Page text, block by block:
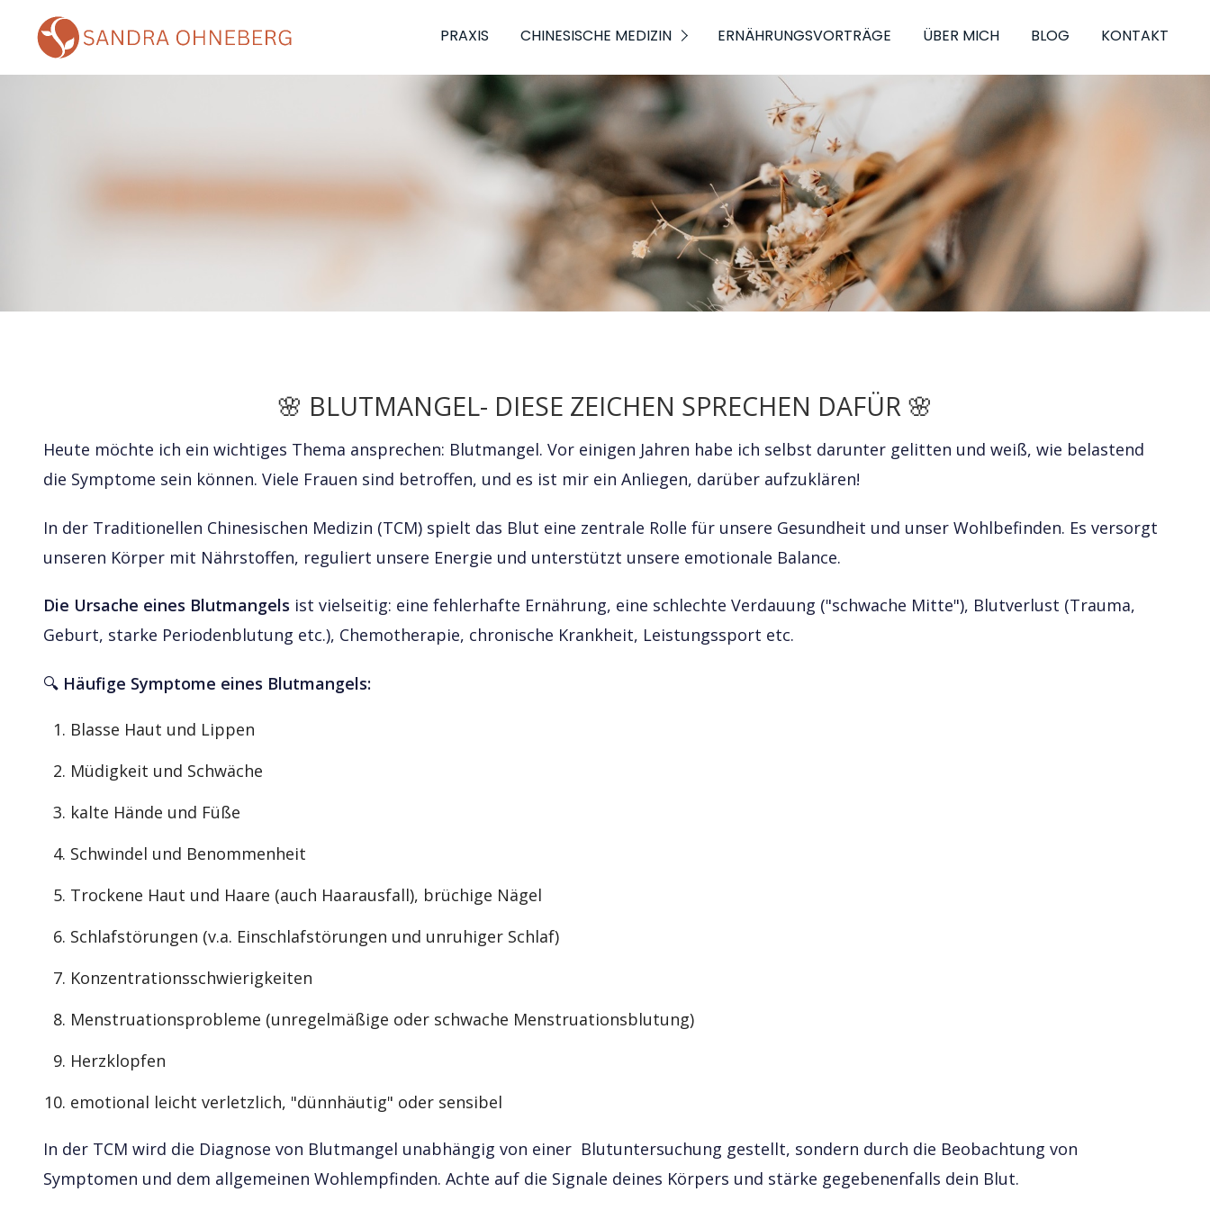
PRAXIS CHINESISCHE MEDIZIN ERNÄHRUNGSVORTRÄGE ÜBER MICH BLOG KONTAKT
🌸 BLUTMANGEL- DIESE ZEICHEN SPRECHEN DAFÜR 🌸
Heute möchte ich ein wichtiges Thema ansprechen: Blutmangel. Vor einigen Jahren habe ich selbst darunter gelitten und weiß, wie belastend
die Symptome sein können. Viele Frauen sind betroffen, und es ist mir ein Anliegen, darüber aufzuklären!
In der Traditionellen Chinesischen Medizin (TCM) spielt das Blut eine zentrale Rolle für unsere Gesundheit und unser Wohlbefinden. Es versorgt
unseren Körper mit Nährstoffen, reguliert unsere Energie und unterstützt unsere emotionale Balance.
Die Ursache eines Blutmangels ist vielseitig: eine fehlerhafte Ernährung, eine schlechte Verdauung ("schwache Mitte"), Blutverlust (Trauma,
Geburt, starke Periodenblutung etc.), Chemotherapie, chronische Krankheit, Leistungssport etc.
🔍 Häufige Symptome eines Blutmangels:
Blasse Haut und Lippen
Müdigkeit und Schwäche
kalte Hände und Füße
Schwindel und Benommenheit
Trockene Haut und Haare (auch Haarausfall), brüchige Nägel
Schlafstörungen (v.a. Einschlafstörungen und unruhiger Schlaf)
Konzentrationsschwierigkeiten
Menstruationsprobleme (unregelmäßige oder schwache Menstruationsblutung)
Herzklopfen
emotional leicht verletzlich, "dünnhäutig" oder sensibel
In der TCM wird die Diagnose von Blutmangel unabhängig von einer Blutuntersuchung gestellt, sondern durch die Beobachtung von
Symptomen und dem allgemeinen Wohlempfinden. Achte auf die Signale deines Körpers und stärke gegebenenfalls dein Blut.